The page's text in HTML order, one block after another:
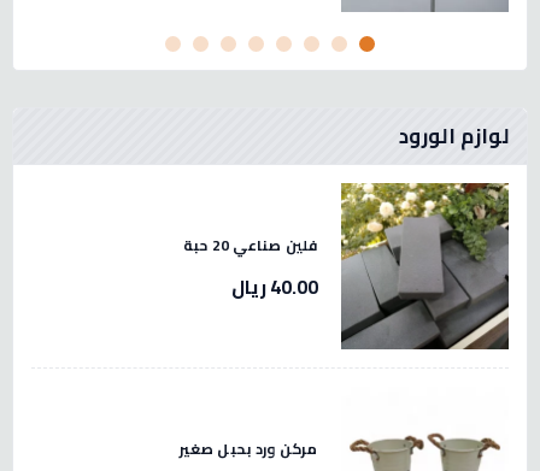
لوازم الورود
فلين صناعي 20 حبة
40.00 ريال
مركن ورد بحبل صغير